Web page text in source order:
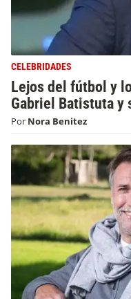
CELEBRIDADES
Lejos del fútbol y
Gabriel Batistuta y
Por Nora Benitez